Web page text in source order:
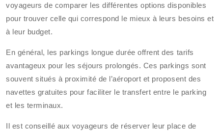
voyageurs de comparer les différentes options disponibles
pour trouver celle qui correspond le mieux à leurs besoins et
à leur budget.
En général, les parkings longue durée offrent des tarifs
avantageux pour les séjours prolongés. Ces parkings sont
souvent situés à proximité de l’aéroport et proposent des
navettes gratuites pour faciliter le transfert entre le parking
et les terminaux.
Il est conseillé aux voyageurs de réserver leur place de